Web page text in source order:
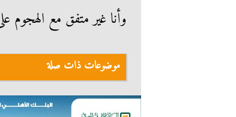
وأنا غير متفق مع
موضوعات ذات صلة